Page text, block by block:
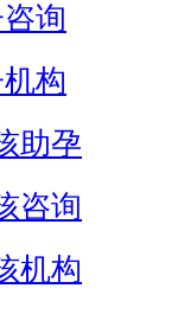
询
构
助孕
咨询
机构